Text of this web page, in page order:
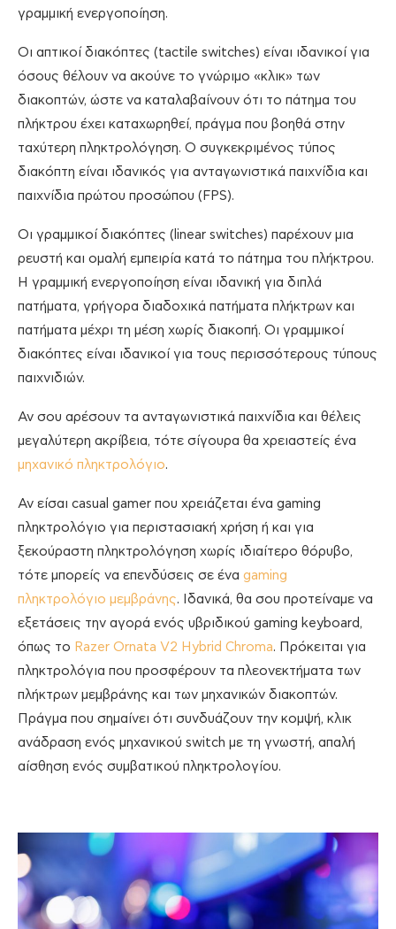
γραμμική ενεργοποίηση.
Οι απτικοί διακόπτες (tactile switches) είναι ιδανικοί για
όσους θέλουν να ακούνε το γνώριμο «κλικ» των
διακοπτών, ώστε να καταλαβαίνουν ότι το πάτημα του
πλήκτρου έχει καταχωρηθεί, πράγμα που βοηθά στην
ταχύτερη πληκτρολόγηση. Ο συγκεκριμένος τύπος
διακόπτη είναι ιδανικός για ανταγωνιστικά παιχνίδια και
παιχνίδια πρώτου προσώπου (FPS).
Οι γραμμικοί διακόπτες (linear switches) παρέχουν μια
ρευστή και ομαλή εμπειρία κατά το πάτημα του πλήκτρου.
Η γραμμική ενεργοποίηση είναι ιδανική για διπλά
πατήματα, γρήγορα διαδοχικά πατήματα πλήκτρων και
πατήματα μέχρι τη μέση χωρίς διακοπή. Οι γραμμικοί
διακόπτες είναι ιδανικοί για τους περισσότερους τύπους
παιχνιδιών.
Αν σου αρέσουν τα ανταγωνιστικά παιχνίδια και θέλεις
μεγαλύτερη ακρίβεια, τότε σίγουρα θα χρειαστείς ένα
μηχανικό πληκτρολόγιο.
Αν είσαι casual gamer που χρειάζεται ένα gaming
πληκτρολόγιο για περιστασιακή χρήση ή και για
ξεκούραστη πληκτρολόγηση χωρίς ιδιαίτερο θόρυβο,
τότε μπορείς να επενδύσεις σε ένα gaming
πληκτρολόγιο μεμβράνης. Ιδανικά, θα σου προτείναμε να
εξετάσεις την αγορά ενός υβριδικού gaming keyboard,
όπως το Razer Ornata V2 Hybrid Chroma. Πρόκειται για
πληκτρολόγια που προσφέρουν τα πλεονεκτήματα των
πλήκτρων μεμβράνης και των μηχανικών διακοπτών.
Πράγμα που σημαίνει ότι συνδυάζουν την κομψή, κλικ
ανάδραση ενός μηχανικού switch με τη γνωστή, απαλή
αίσθηση ενός συμβατικού πληκτρολογίου.